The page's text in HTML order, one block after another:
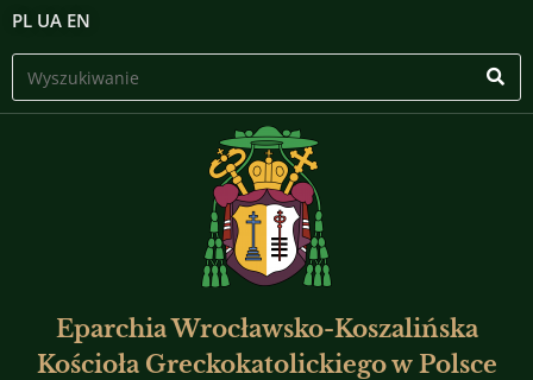
PL UA EN
Eparchia Wrocławsko-Koszalińska
Kościoła Greckokatolickiego w Polsce